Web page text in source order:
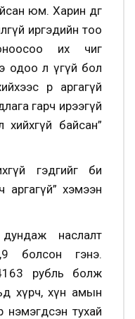
юм. Харин өдгөө
иргэдийн тоо
их чиг
одоо л үгүй бол
өөр аргагүй
гарч ирээгүй
байсан”
гэдгийг би
хэмээн
наслалт
болсон гэнэ.
рубль болж
хүрч, хүн амын
нэмэгдсэн тухай